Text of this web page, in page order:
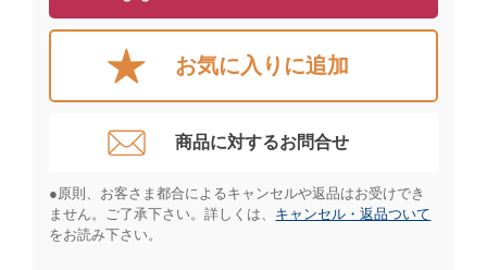
お気に入りに追加
商品に対するお問合せ​
●原則、お客さま都合によるキャンセルや返品はお受けでき
ません。ご了承下さい。詳しくは、 キャンセル・返品ついて
をお読み下さい。​